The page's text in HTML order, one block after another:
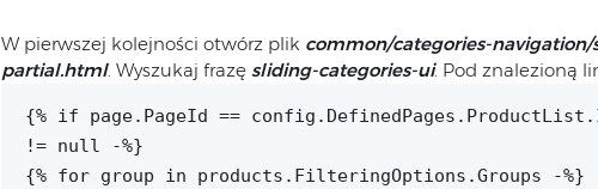
W pierwszej kolejności otwórz plik common/categories-
partial.html. Wyszukaj frazę sliding-categories-ui. Pod znalezioną
{% if page.PageId ==
!= null -%}
{% for group in products.FilteringOptions.Groups -%}